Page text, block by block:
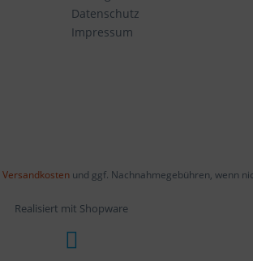
Datenschutz
Impressum
Versandkostenund ggf. Nachnahmegebühren, wenn
Realisiert mit Shopware